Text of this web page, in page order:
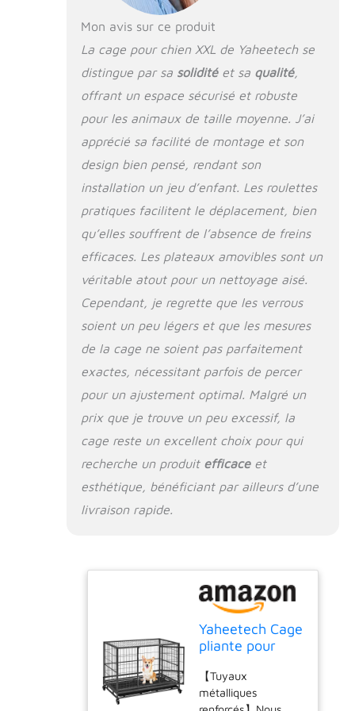
Plus besoin de
quelques « surprises
» lorsque vous êtes
absent pour les
surveiller. 【Double
porte et couvercle
amovible】 Cette
chien intérieur est
dotée de deux
portes latérales et
d'un couvercle
amovible, ce qui
permet aux chiens
La petite porte
intégrée à la porte
principale peut
l'alimentation.
【Couvercle
amovible】 Avec le
couvercle fermé,
cette maison pour
chien donne à votre
de sécurité ; Avec le
couvercle ouvert, il
avec votre
compagnie à tout
moment. 【Pliable
et transportable】
Notre niche pour
chien peut se replier
en une taille
compacte pour être
rangée dans les
Mon avis sur ce produit
La cage pour chien XXL de Yaheetech se
distingue par sa soliditéet sa qualité,
offrant un espace sécurisé et robuste
pour les animaux de taille moyenne. J’ai
apprécié sa facilité de montage et son
design bien pensé, rendant son
installation un jeu d’enfant. Les roulettes
pratiques facilitent le déplacement, bien
qu’elles souffrent de l’absence de freins
efficaces. Les plateaux amovibles sont un
véritable atout pour un nettoyage aisé.
Cependant, je regrette que les verrous
soient un peu légers et que les mesures
de la cage ne soient pas parfaitement
exactes, nécessitant parfois de percer
pour un ajustement optimal. Malgré un
prix que je trouve un peu excessif, la
cage reste un excellent choix pour qui
recherche un produit efficaceet
esthétique, bénéficiant par ailleurs d’une
livraison rapide.
Yaheetech Cage
pliante pour
roulettes et
loquet 2
【Tuyaux
métalliques